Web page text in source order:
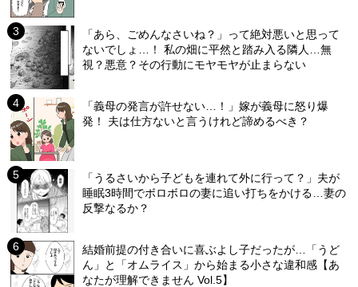
「あら、ごめんなさいね？」って絶対悪いと思って
ないでしょ…！ 私の畑に平然と踏み入る隣人…無
視？悪意？その行動にモヤモヤが止まらない
「義母の発言が許せない…！」嫁が義母に怒り爆
発！ 夫は仕方ないと言うけれど諦めるべき？
「うるさいから子どもを連れて外に行って？」夫が
睡眠3時間でボロボロの妻に追い打ちをかける…妻の
反撃なるか？
結婚前提の付き合いに喜ぶよし子だったが…「うど
ん」と「オムライス」から始まる小さな違和感【あ
なたが理解できません Vol.5】